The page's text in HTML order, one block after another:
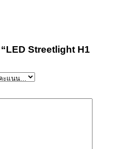
Streetlight H1